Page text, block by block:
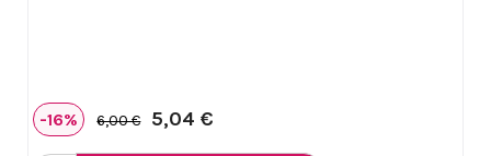
-16% 6,00 € 5,04 €